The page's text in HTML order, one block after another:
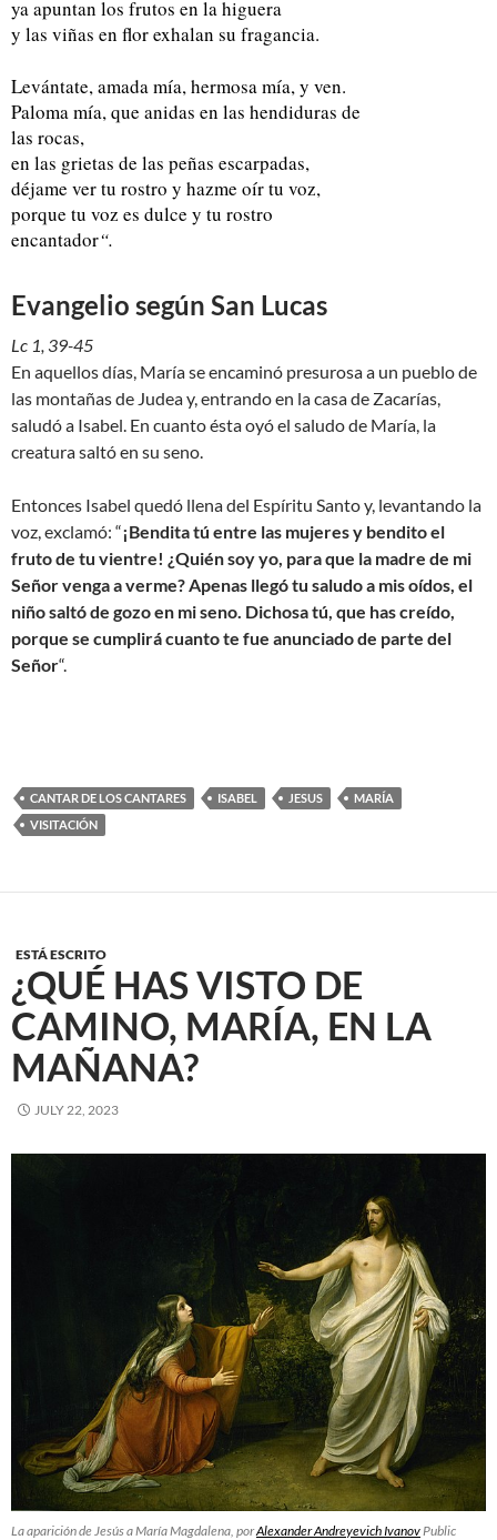
ya apuntan los frutos en la higuera
y las viñas en flor exhalan su fragancia.
Levántate, amada mía, hermosa mía, y ven.
Paloma mía, que anidas en las hendiduras de
las rocas,
en las grietas de las peñas escarpadas,
déjame ver tu rostro y hazme oír tu voz,
porque tu voz es dulce y tu rostro
encantador“.
Evangelio según San Lucas
Lc 1, 39-45
En aquellos días, María se encaminó presurosa a un pueblo de
las montañas de Judea y, entrando en la casa de Zacarías,
saludó a Isabel. En cuanto ésta oyó el saludo de María, la
creatura saltó en su seno.
Entonces Isabel quedó llena del Espíritu Santo y, levantando la
voz, exclamó: “¡Bendita tú entre las mujeres y bendito el
fruto de tu vientre! ¿Quién soy yo, para que la madre de mi
Señor venga a verme? Apenas llegó tu saludo a mis oídos, el
niño saltó de gozo en mi seno. Dichosa tú, que has creído,
porque se cumplirá cuanto te fue anunciado de parte del
Señor“.
CANTAR DE LOS CANTARES ISABEL JESUS
MARÍA
VISITACIÓN
ESTÁ ESCRITO
¿QUÉ HAS VISTO DE
CAMINO, MARÍA, EN LA
MAÑANA?
JULY 22, 2023
La aparición de Jesús a María Magdalena, porAlexander Andreyevich IvanovPublic